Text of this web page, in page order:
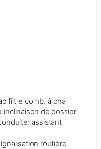
filtre comb. à cha
inclinaison de dossier
assistant
routière